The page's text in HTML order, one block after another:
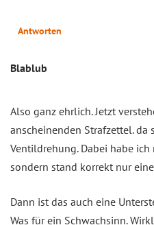
Antworten
Blablub
Also ganz ehrlich. Jetzt
anscheinenden Strafzettel. da
Ventildrehung. Dabei habe
sondern stand korrekt nur
Dann ist das auch eine
Was für ein Schwachsinn.